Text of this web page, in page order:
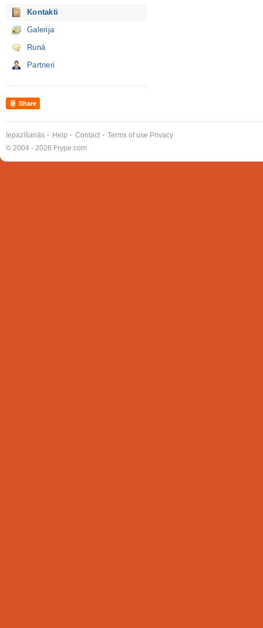
Kontakti
Galerija
Runā
Partneri
Share
Iepazīšanās Help Contact Terms of use Privacy
© 2004 - 2026 Frype.com